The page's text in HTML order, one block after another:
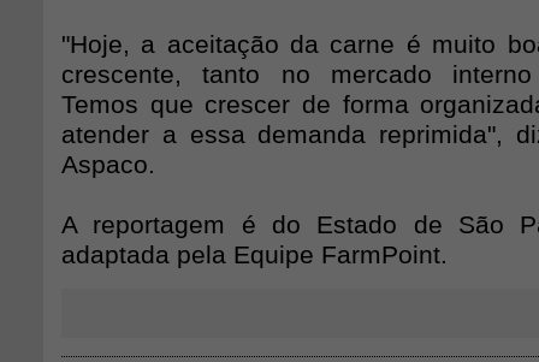
"Hoje, a aceitação da carne é muito
crescente, tanto no mercado
Temos que crescer de forma
atender a essa demanda reprimida",
Aspaco.
A reportagem é do Estado de São
adaptada pela Equipe FarmPoint.